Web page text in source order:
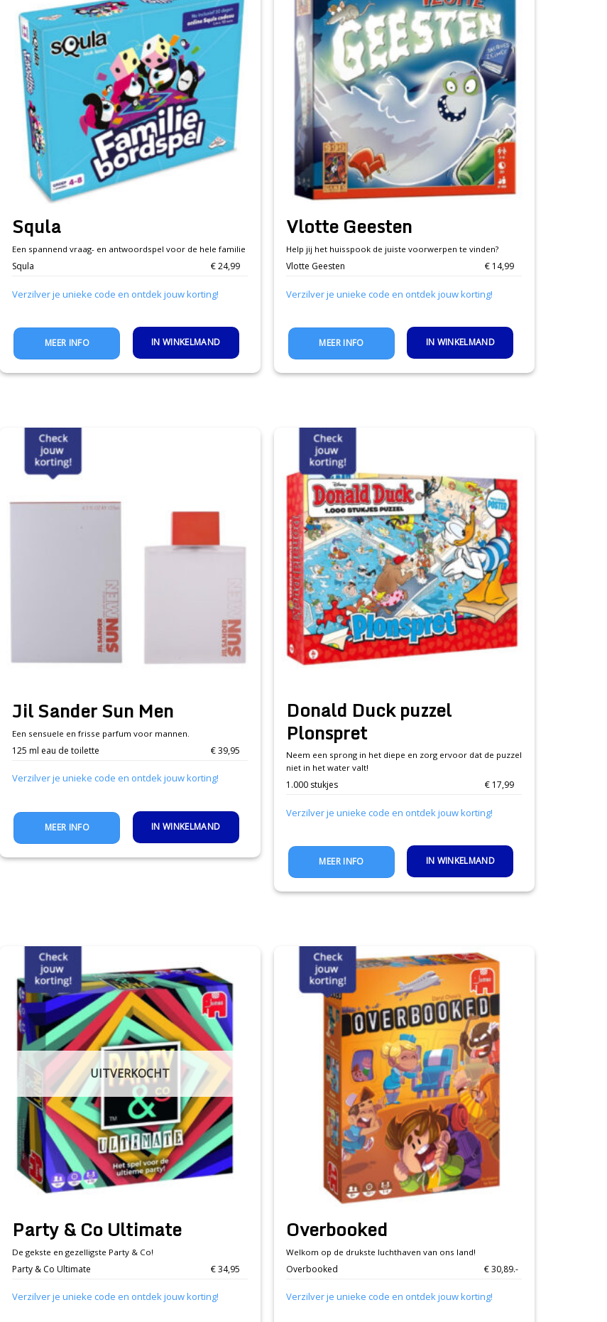
Squla
Een spannend vraag- en antwoordspel voor de hele familie
Squla € 24,99
Verzilver je unieke code en ontdek jouw korting!
IN WINKELMAND
MEER INFO
Vlotte Geesten
Help jij het huisspook de juiste voorwerpen te vinden?
Vlotte Geesten € 14,99
Verzilver je unieke code en ontdek jouw korting!
IN WINKELMAND
MEER INFO
Jil Sander Sun Men
Een sensuele en frisse parfum voor mannen.
125 ml eau de toilette € 39,95
Verzilver je unieke code en ontdek jouw korting!
IN WINKELMAND
MEER INFO
Donald Duck puzzel
Plonspret
Neem een sprong in het diepe en zorg ervoor dat de puzzel
niet in het water valt!
1.000 stukjes € 17,99
Verzilver je unieke code en ontdek jouw korting!
IN WINKELMAND
MEER INFO
UITVERKOCHT
Party & Co Ultimate
De gekste en gezelligste Party & Co!
Party & Co Ultimate € 34,95
Verzilver je unieke code en ontdek jouw korting!
Overbooked
Welkom op de drukste luchthaven van ons land!
Overbooked € 30,89.-
Verzilver je unieke code en ontdek jouw korting!